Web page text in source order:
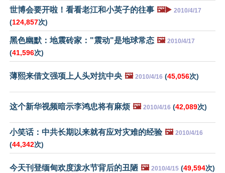
世博会要开啦！看看老江和小英子的往事 🖼️▶️ 2010/4/17
(124,857次)
黑色幽默：地震砖家："震动"是地球常态 🖼️ 2010/4/17
(41,596次)
薄熙来借文强项上人头对抗中央 🖼️ 2010/4/16 (45,056次)
这个新华视频暗示李鸿忠将有麻烦 🖼️ 2010/4/16 (42,089次)
小笑话：中共长期以来就有应对灾难的经验 🖼️ 2010/4/16
(44,342次)
今天刊登缅甸欢度泼水节背后的丑陋 🖼️ 2010/4/15 (49,594次)